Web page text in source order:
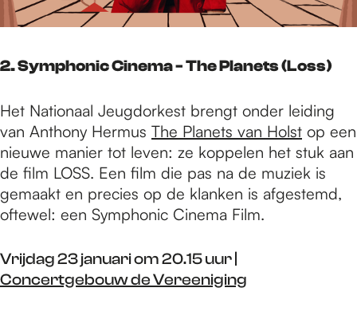
2. Symphonic Cinema - The Planets (Loss)
Het Nationaal Jeugdorkest brengt onder leiding
van Anthony Hermus The Planets van Holst op een
nieuwe manier tot leven: ze koppelen het stuk aan
de film LOSS. Een film die pas na de muziek is
gemaakt en precies op de klanken is afgestemd,
oftewel: een Symphonic Cinema Film.
Vrijdag 23 januari om 20.15 uur |
Concertgebouw de Vereeniging